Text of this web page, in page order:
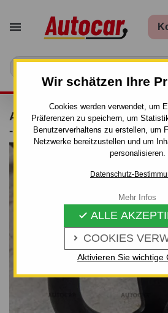
Wir schätzen Ihre
Cookies werden verwendet, um
Präferenzen zu speichern, um
Benutzerverhaltens zu erstellen, um
Netzwerke bereitzustellen und um
personalisieren.
Datenschutz-
 COOKIES
 ALLE
Aktivieren Sie wichtige
Mehr Infos

ANHÄNGERKUPPLUNG
- 3/5 TÜR. - MANUALL–AHK